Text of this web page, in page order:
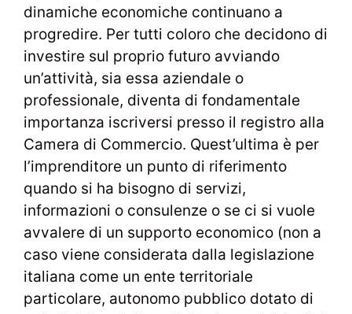
dinamiche economiche continuano a
progredire. Per tutti coloro che decidono di
investire sul proprio futuro avviando
un’attività, sia essa aziendale o
professionale, diventa di fondamentale
importanza iscriversi presso il registro alla
Camera di Commercio. Quest’ultima è per
l’imprenditore un punto di riferimento
quando si ha bisogno di servizi,
informazioni o consulenze o se ci si vuole
avvalere di un supporto economico (non a
caso viene considerata dalla legislazione
italiana come un ente territoriale
particolare, autonomo pubblico dotato di